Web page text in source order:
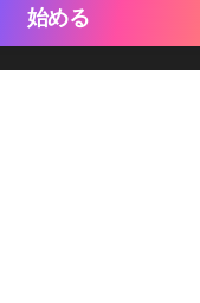
始める